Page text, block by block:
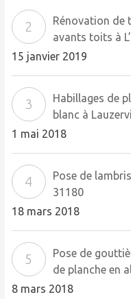
Rénovation de
avants toits à
15 janvier 2019
Habillages de
blanc à
1 mai 2018
Pose de
31180
18 mars 2018
Pose de
de planche en
8 mars 2018